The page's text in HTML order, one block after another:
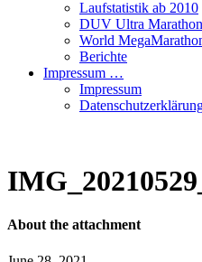
Laufstatistik ab 2010
DUV Ultra
World
Berichte
Impressum …
Impressum
About the attachment